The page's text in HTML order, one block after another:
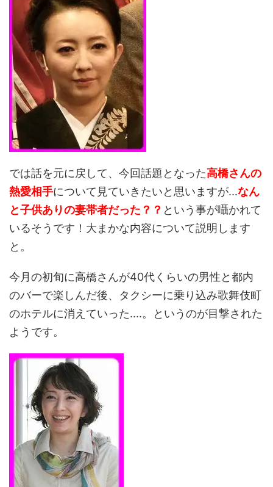
では話を元に戻して、今回話題となった高橋さんの
熱愛相手について見ていきたいと思いますが...なん
と子供ありの妻帯者だった？？ という事が囁かれて
いるそうです！大まかな内容について説明します
と。
今月の初旬に高橋さんが40代くらいの男性と都内
のバーで楽しんだ後、タクシーに乗り込み歌舞伎町
のホテルに消えていった....。というのが目撃された
ようです。